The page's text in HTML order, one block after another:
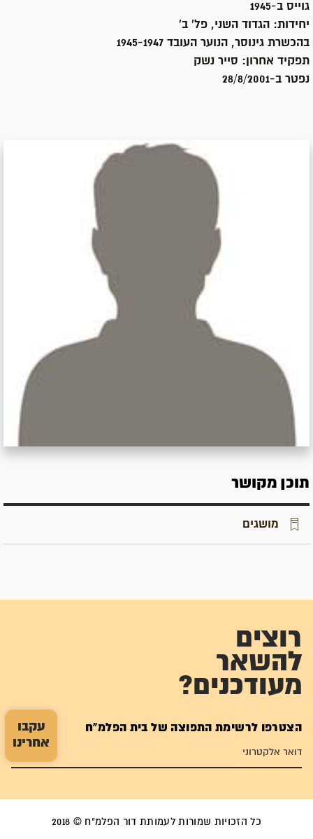
עקבו
אחרינו
גוייס ב-1945
יחידות:
הגדוד השני, פל' ב'
בהכשרת גינוסר, הנוער העובד 1945-1947
תפקיד אחרון: סייר נשק
נפטר ב-28/8/2001
תוכן מקושר
מושגים
רוצים
להשאר
מעודכנים?
הצטרפו לרשימת התפוצה של בית הפלמ"ח
כל הזכויות שמורות לעמותת דור הפלמ"ח © 2018